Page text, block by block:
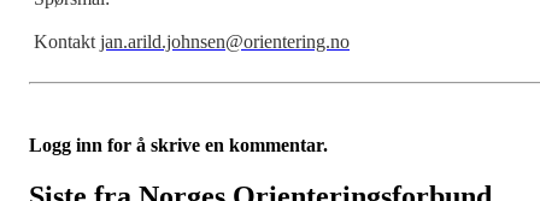
Kontakt jan.arild.johnsen@orientering.no
Logg inn for å skrive en kommentar.